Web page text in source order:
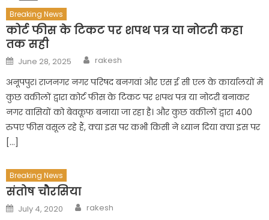
Breaking News
कोर्ट फीस के टिकट पर शपथ पत्र या नोटरी कहा
तक सही
Posted
on
June 28, 2025 Author
rakesh
अनूपपुर। राजनगर नगर परिषद बनगवां और एस ई सी एल के कार्यालयों में
कुछ वकीलों द्वारा कोर्ट फीस के टिकट पर शपथ पत्र या नोटरी बनाकर
नगर वासियों को बेवकूफ बनाया जा रहा है। और कुछ वकीलों द्वारा 400
रुपए फीस वसूल रहे हैं, क्या इस पर कभी किसी ने ध्यान दिया क्या इस पर
[…]
Breaking News
संतोष चौरसिया
Posted
on
July 4, 2020 Author
rakesh